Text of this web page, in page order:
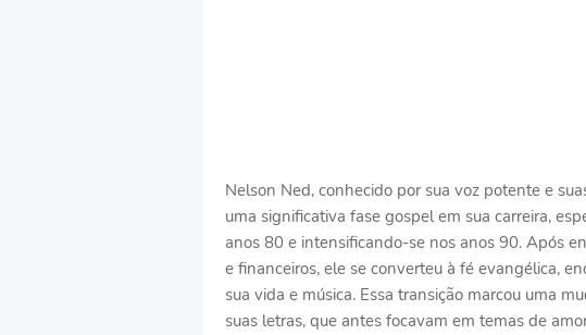
Nelson Ned, conhecido por sua voz potente e
uma significativa fase gospel em sua carreira,
anos 80 e intensificando-se nos anos 90. Após
e financeiros, ele se converteu à fé evangélica,
sua vida e música. Essa transição marcou uma
suas letras, que antes focavam em temas de